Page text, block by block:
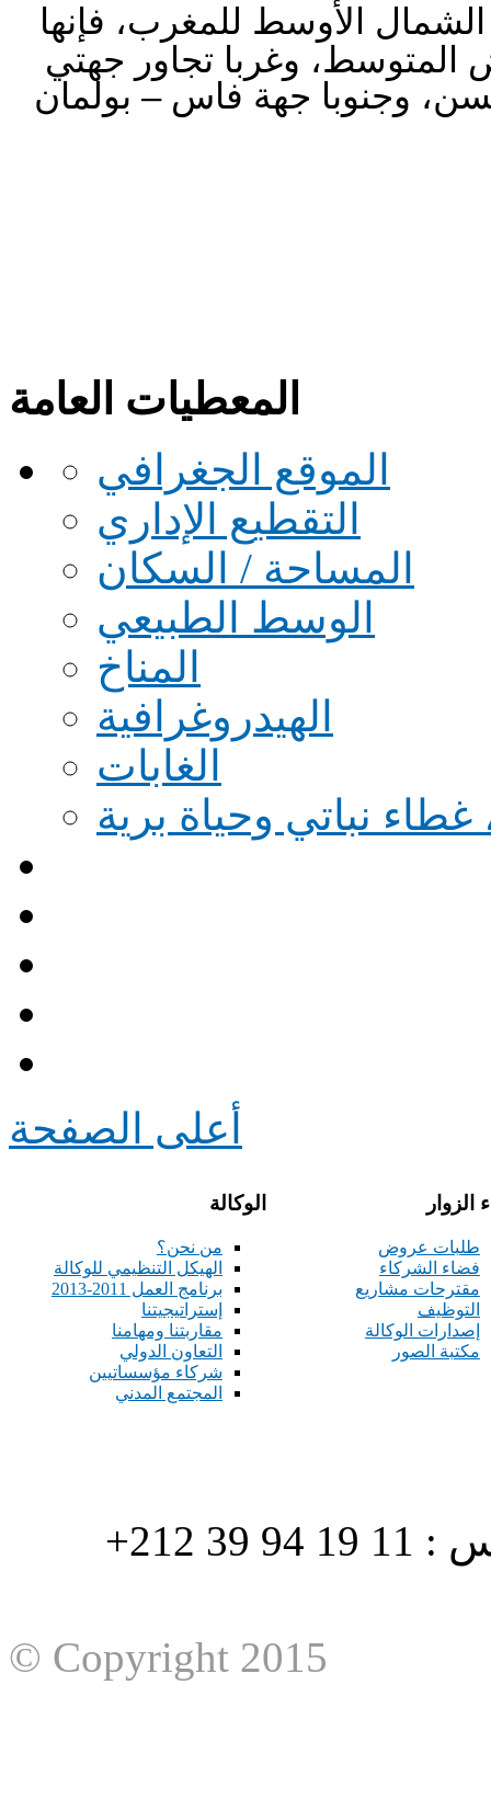
الأوسط للمغرب، فإنها
المتوسط، وغربا تجاور جهتي
وجنوبا جهة فاس – بولمان
المعطيات العامة
الموقع الجغرافي
التقطيع الإداري
المساحة / السكان
الوسط الطبيعي
المناخ
الهيدروغرافية
الغابات
غطاء نباتي وحياة برية
أعلى الصفحة
الوكالة
من نحن؟
الهيكل التنظيمي للوكالة
برنامج العمل 2011-2013
إستراتيجيتنا
مقاربتنا ومهامنا
التعاون الدولي
شركاء مؤسساتيين
المجتمع المدني
الزوار
طلبات عروض
فضاء الشركاء
مقترحات مشاريع
التوظيف
إصدارات الوكالة
مكتبة الصور
هاتف : 90/88 32 94 39 212+ فاكس : 11 19 94 39 212+
© Copyright 2015